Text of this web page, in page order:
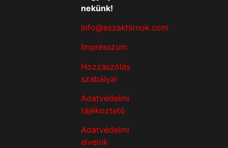
nekünk!
info@eszakhirnok.com
Impresszum
Hozzászólás
szabályai
Adatvédelmi
tájékoztató
Adatvédelmi
elveink